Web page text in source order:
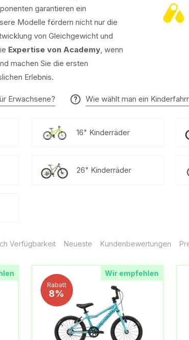
garantieren ein
Modelle fördern nicht nur die
von Gleichgewicht und
Expertise von Academy, wenn
machen Sie die ersten
Erlebnis.
Erwachsene? Wie wählt man ein
16" Kinderräder
26" Kinderräder
Verfügbarkeit Neueste Kundenbewertungen
Wir empfehlen
Rabatt
8%